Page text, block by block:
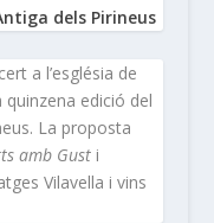
dels Pirineus
a l’església de
quinzena edició del
La proposta
amb Gusti
Vilavella i vins